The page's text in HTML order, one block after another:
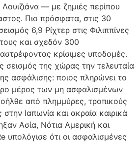
— με ζημιές περίπου
Πιο πρόσφατα, στις 30
6,9 Ρίχτερ στις Φιλιππίνες
και σχεδόν 300
κρίσιμες υποδομές.
σεισμός της χώρας την τελευταία
ασφάλισης: ποιος πληρώνει το
μέρος των μη ασφαλισμένων
από πλημμύρες, τροπικούς
Ιαπωνία και ακραία καιρικά
Ασία, Νότια Αμερική και
υπολόγισε ότι οι ασφαλισμένες